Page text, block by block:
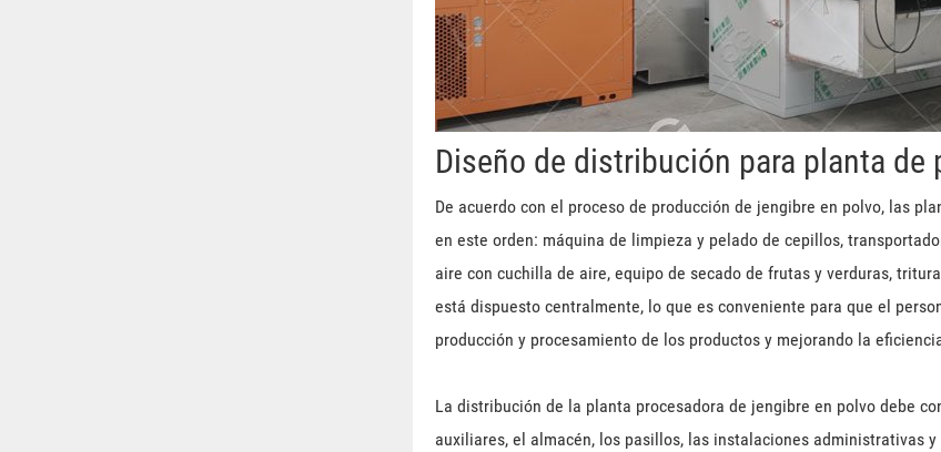
Diseño de distribución para planta
De acuerdo con el proceso de producción de jengibre en polvo, las
en este orden: máquina de limpieza y pelado de cepillos,
aire con cuchilla de aire, equipo de secado de frutas y verduras,
está dispuesto centralmente, lo que es conveniente para que el
producción y procesamiento de los productos y mejorando la
La distribución de la planta procesadora de jengibre en polvo debe
auxiliares, el almacén, los pasillos, las instalaciones administrativas